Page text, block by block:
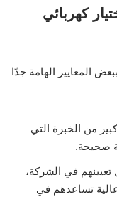
كهربائي
المعايير الهامة جدًا
من الخبرة التي
صحيحة.
تعيينهم في الشركة،
تساعدهم في